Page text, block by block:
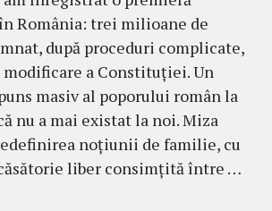
România: trei milioane de
după pro­ceduri complicate,
a Cons­titu­ţiei. Un
masiv al po­po­rului român la
nu a mai existat la noi. Miza
noţiunii de fa­milie, cu
liber con­simţită în­tre …